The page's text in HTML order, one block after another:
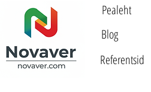
Pealeht
Blog
Referentsid